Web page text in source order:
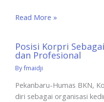
Read More »
Posisi Korpri
dan Profesional
Byfmaidji
Pekanbaru-Humas BKN,
diri sebagai organisasi